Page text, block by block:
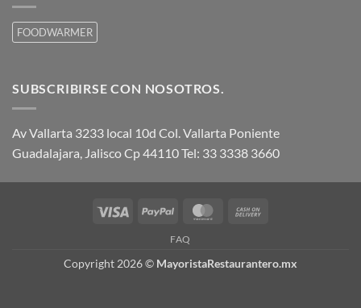
FOODWARMER
SUBSCRIBIRSE CON NOSOTROS.
Av Vallarta 3233 local 10d Col. Vallarta Poniente
Guadalajara, Jalisco Cp 44110 Tel: 33 3338 3660
Visa PayPal MasterCard
FAQ
Copyright 2026 © MayoristaRestaurantero.mx